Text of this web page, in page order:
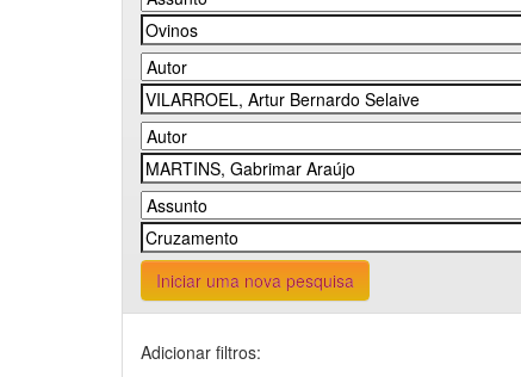
Iniciar uma nova pesquisa
Adicionar filtros: